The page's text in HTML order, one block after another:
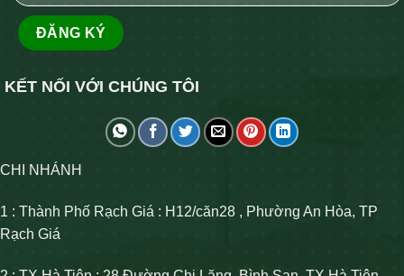
KẾT NỐI VỚI CHÚNG TÔI
CHI NHÁNH
1 : Thành Phố Rạch Giá : H12/căn28 , Phường An Hòa, TP
Rạch Giá